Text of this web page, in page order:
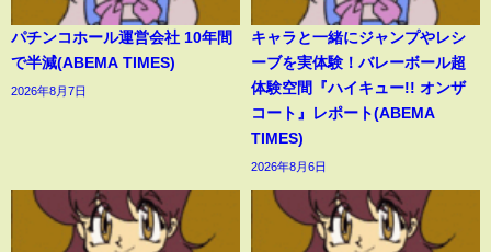
パチンコホール運営会社 10年間
で半減(ABEMA TIMES)
2026年8月7日
キャラと一緒にジャンプやレシ
ーブを実体験！バレーボール超
体験空間『ハイキュー!! オンザ
コート』レポート(ABEMA
TIMES)
2026年8月6日